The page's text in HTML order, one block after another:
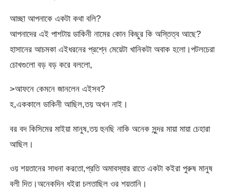
আচ্ছা আপনাকে একটা কথা বলি?
আপনাদের এই পাশটায় ডাকিনী নামের কোন কিছুর কি অস্তিত্ব আছে?
হাসানের আচমকা এইধরনের প্রশ্নে মেয়েটা খানিকটা অবাক হলো।পটলচেরা
চোখগুলো বড় বড় করে বললো,
>আফনে কেমনে জানলেন এইসব?
হ,এককালে ডাকিনী আছিল,তয় অখন নাই।
বর বদ কিসিমের মাইয়া মানুষ,তয় হুনছি নাকি অনেক সুন্দর মায়া মায়া চেহারা
আছিল।
ওয় শয়তানের সাধনা করতো,প্রতি অমাবস্যার রাতে একটা কইরা পুরুষ মানুষ
বলী দিত।অনেকদিন ধইরা চলতাছিল ওর শয়তানি।